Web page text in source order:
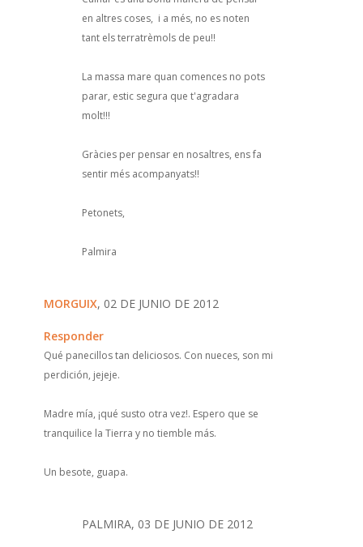
en altres coses, i a més, no es noten
tant els terratrèmols de peu!!
La massa mare quan comences no pots
parar, estic segura que t'agradara
molt!!!
Gràcies per pensar en nosaltres, ens fa
sentir més acompanyats!!
Petonets,
Palmira
MORGUIX, 02 DE JUNIO DE 2012
Responder
Qué panecillos tan deliciosos. Con nueces, son mi
perdición, jejeje.
Madre mía, ¡qué susto otra vez!. Espero que se
tranquilice la Tierra y no tiemble más.
Un besote, guapa.
PALMIRA, 03 DE JUNIO DE 2012